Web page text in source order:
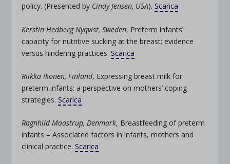
policy. (Presented by Cindy Jensen, USA).Scarica
Kerstin Hedberg Nyqvist, Sweden, Preterm infants’
capacity for nutritive sucking at the breast; evidence
versus hindering practices.Scarica
Riikka Ikonen, Finland, Expressing breast milk for
preterm infants: a perspective on mothers’ coping
strategies.Scarica
Ragnhild Maastrup, Denmark, Breastfeeding of preterm
infants – Associated factors in infants, mothers and
clinical practice.Scarica